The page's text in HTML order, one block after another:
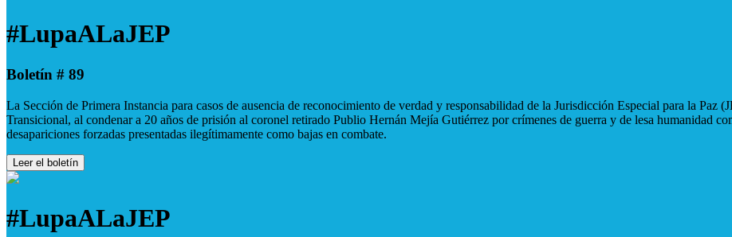
#LupaALaJEP
Boletín # 89
La Sección de Primera Instancia para casos de ausencia de reconocimiento de verdad y responsabilidad de la Jurisdicción Especial para la Paz
Transicional, al condenar a 20 años de prisión al coronel retirado Publio Hernán Mejía Gutiérrez por crímenes de guerra y de lesa humanidad
desapariciones forzadas presentadas ilegítimamente como bajas en combate.
Leer el boletín
#LupaALaJEP